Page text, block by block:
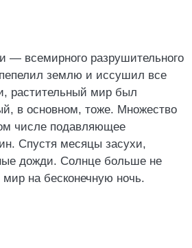
— всемирного разрушительного
землю и иссушил все
растительный мир был
в основном, тоже. Множество
числе подавляющее
Спустя месяцы засухи,
дожди. Солнце больше не
на бесконечную ночь.